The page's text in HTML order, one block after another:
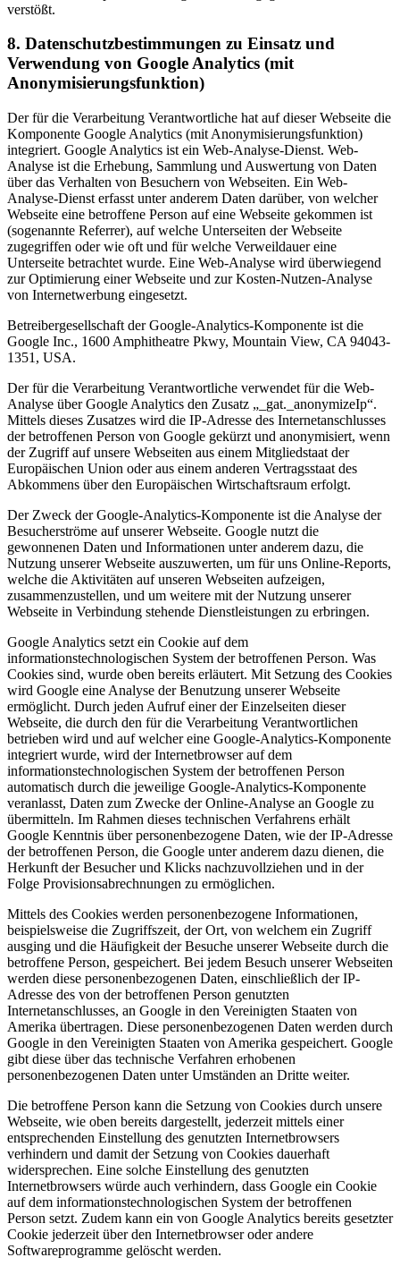
verstößt.
8. Datenschutzbestimmungen zu Einsatz und
Verwendung von Google Analytics (mit
Anonymisierungsfunktion)
Der für die Verarbeitung Verantwortliche hat auf dieser Webseite die
Komponente Google Analytics (mit Anonymisierungsfunktion)
integriert. Google Analytics ist ein Web-Analyse-Dienst. Web-
Analyse ist die Erhebung, Sammlung und Auswertung von Daten
über das Verhalten von Besuchern von Webseiten. Ein Web-
Analyse-Dienst erfasst unter anderem Daten darüber, von welcher
Webseite eine betroffene Person auf eine Webseite gekommen ist
(sogenannte Referrer), auf welche Unterseiten der Webseite
zugegriffen oder wie oft und für welche Verweildauer eine
Unterseite betrachtet wurde. Eine Web-Analyse wird überwiegend
zur Optimierung einer Webseite und zur Kosten-Nutzen-Analyse
von Internetwerbung eingesetzt.
Betreibergesellschaft der Google-Analytics-Komponente ist die
Google Inc., 1600 Amphitheatre Pkwy, Mountain View, CA 94043-
1351, USA.
Der für die Verarbeitung Verantwortliche verwendet für die Web-
Analyse über Google Analytics den Zusatz „_gat._anonymizeIp“.
Mittels dieses Zusatzes wird die IP-Adresse des Internetanschlusses
der betroffenen Person von Google gekürzt und anonymisiert, wenn
der Zugriff auf unsere Webseiten aus einem Mitgliedstaat der
Europäischen Union oder aus einem anderen Vertragsstaat des
Abkommens über den Europäischen Wirtschaftsraum erfolgt.
Der Zweck der Google-Analytics-Komponente ist die Analyse der
Besucherströme auf unserer Webseite. Google nutzt die
gewonnenen Daten und Informationen unter anderem dazu, die
Nutzung unserer Webseite auszuwerten, um für uns Online-Reports,
welche die Aktivitäten auf unseren Webseiten aufzeigen,
zusammenzustellen, und um weitere mit der Nutzung unserer
Webseite in Verbindung stehende Dienstleistungen zu erbringen.
Google Analytics setzt ein Cookie auf dem
informationstechnologischen System der betroffenen Person. Was
Cookies sind, wurde oben bereits erläutert. Mit Setzung des Cookies
wird Google eine Analyse der Benutzung unserer Webseite
ermöglicht. Durch jeden Aufruf einer der Einzelseiten dieser
Webseite, die durch den für die Verarbeitung Verantwortlichen
betrieben wird und auf welcher eine Google-Analytics-Komponente
integriert wurde, wird der Internetbrowser auf dem
informationstechnologischen System der betroffenen Person
automatisch durch die jeweilige Google-Analytics-Komponente
veranlasst, Daten zum Zwecke der Online-Analyse an Google zu
übermitteln. Im Rahmen dieses technischen Verfahrens erhält
Google Kenntnis über personenbezogene Daten, wie der IP-Adresse
der betroffenen Person, die Google unter anderem dazu dienen, die
Herkunft der Besucher und Klicks nachzuvollziehen und in der
Folge Provisionsabrechnungen zu ermöglichen.
Mittels des Cookies werden personenbezogene Informationen,
beispielsweise die Zugriffszeit, der Ort, von welchem ein Zugriff
ausging und die Häufigkeit der Besuche unserer Webseite durch die
betroffene Person, gespeichert. Bei jedem Besuch unserer Webseiten
werden diese personenbezogenen Daten, einschließlich der IP-
Adresse des von der betroffenen Person genutzten
Internetanschlusses, an Google in den Vereinigten Staaten von
Amerika übertragen. Diese personenbezogenen Daten werden durch
Google in den Vereinigten Staaten von Amerika gespeichert. Google
gibt diese über das technische Verfahren erhobenen
personenbezogenen Daten unter Umständen an Dritte weiter.
Die betroffene Person kann die Setzung von Cookies durch unsere
Webseite, wie oben bereits dargestellt, jederzeit mittels einer
entsprechenden Einstellung des genutzten Internetbrowsers
verhindern und damit der Setzung von Cookies dauerhaft
widersprechen. Eine solche Einstellung des genutzten
Internetbrowsers würde auch verhindern, dass Google ein Cookie
auf dem informationstechnologischen System der betroffenen
Person setzt. Zudem kann ein von Google Analytics bereits gesetzter
Cookie jederzeit über den Internetbrowser oder andere
Softwareprogramme gelöscht werden.